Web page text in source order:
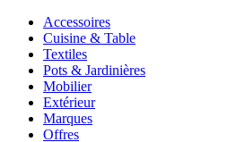
Accessoires
Cuisine & Table
Textiles
Pots & Jardinières
Mobilier
Extérieur
Marques
Offres